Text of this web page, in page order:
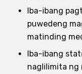
Iba-ibang
puwedeng
matinding
Iba-ibang
naglilimita ng